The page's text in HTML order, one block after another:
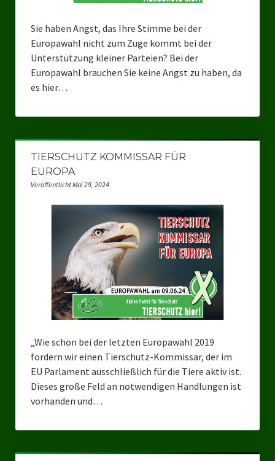
Sie haben Angst, das Ihre Stimme bei der
Europawahl nicht zum Zuge kommt bei der
Unterstützung kleiner Parteien? Bei der
Europawahl brauchen Sie keine Angst zu haben, da
es hier…
TIERSCHUTZ KOMMISSAR FÜR
EUROPA
Veröffentlicht Mai 29, 2024
„Wie schon bei der letzten Europawahl 2019
fordern wir einen Tierschutz-Kommissar, der im
EU Parlament ausschließlich für die Tiere aktiv ist.
Dieses große Feld an notwendigen Handlungen ist
vorhanden und…